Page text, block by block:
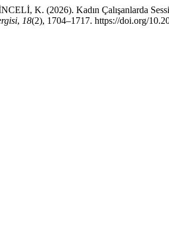
K. (2026). Kadın Çalışanlarda
, 18(2), 1704–1717. https://doi.org/